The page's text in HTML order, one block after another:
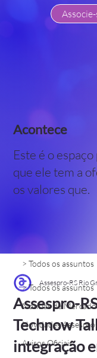
Acontece
Este é o
que ele tem a
os valores que.
> Todos os assuntos
Notícias de Mercado
Novidades
Avisos Oficiais
> Todos os assuntos
Assespro-
Technow
integração
Assespro-RS Rio